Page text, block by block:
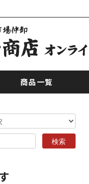
商品一覧